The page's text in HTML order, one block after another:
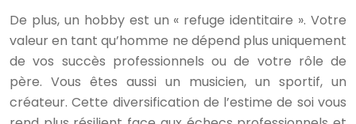
De plus, un hobby est un « refuge identitaire ». Votre
valeur en tant qu’homme ne dépend plus uniquement
de vos succès professionnels ou de votre rôle de
père. Vous êtes aussi un musicien, un sportif, un
créateur. Cette diversification de l’estime de soi vous